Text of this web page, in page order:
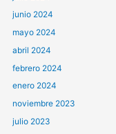
junio 2024
mayo 2024
abril 2024
febrero 2024
enero 2024
noviembre 2023
julio 2023